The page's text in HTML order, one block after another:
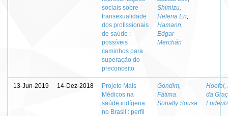
sociais sobre
transexualidade
dos profissionais
de saúde :
possíveis
caminhos para
superação do
preconceito
Shimizu,
Helena Eri;
Hamann,
Edgar
Merchán
13-Jun-2019 14-Dez-2018
Projeto Mais
Médicos na
saúde indígena
no Brasil : perfil
Gondim,
Fátima
Sonally Sousa
Hoefel,
da
Luderitz